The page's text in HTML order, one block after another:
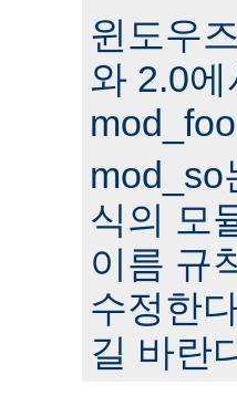
윈도우
와 2.0
mod_so
식의 모
이름 규
수정한
길 바란